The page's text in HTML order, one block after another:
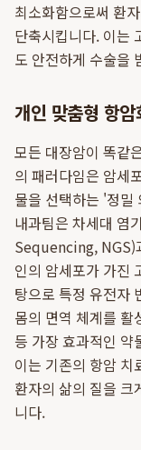
최소화함으로써 환
단축시킵니다. 이는
도 안전하게 수술을
개인 맞춤형 항
모든 대장암이 똑같
의 패러다임은 암세
물을 선택하는 '정밀
내과팀은 차세대
Sequencing, NGS)
인의 암세포가 가진
탕으로 특정 유전자
몸의 면역 체계를 활
등 가장 효과적인 약
이는 기존의 항암 치
환자의 삶의 질을 크
니다.